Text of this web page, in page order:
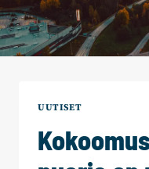
UUTISET